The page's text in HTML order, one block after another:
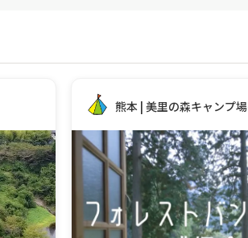
熊本 | 美里の森キャンプ